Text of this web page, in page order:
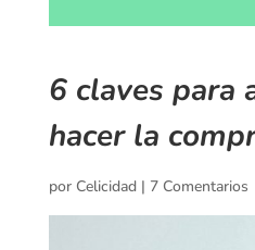
6 claves para
hacer la
por Celicidad| 7 Comentarios